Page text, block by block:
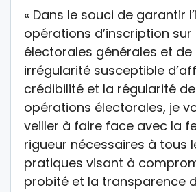
« Dans le souci de garantir
opérations d’inscription sur
électorales générales et
irrégularité susceptible
crédibilité et la régularité
opérations électorales, je
veiller à faire face avec la
rigueur nécessaires à tous
pratiques visant à
probité et la transparence